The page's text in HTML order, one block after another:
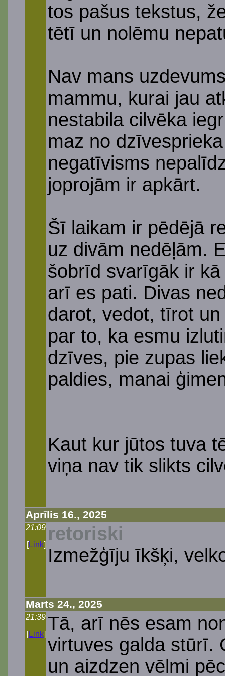
tos pašus tekstus,
tētī un nolēmu
Nav mans
mammu, kurai jau
nestabila cilvēka
maz no
negatīvisms
joprojām ir apkārt.
Šī laikam ir pēdējā
uz divām nedēļām.
šobrīd svarīgāk ir
arī es pati. Divas
darot, vedot, tīrot
par to, ka esmu
dzīves, pie zupas
paldies, manai
Kaut kur jūtos tuva
viņa nav tik slikts
Aprīlis 16., 2025
21:09
[Link]
retoriski
Izmežģīju īkšķi,
Marts 24., 2025
21:39
[Link]
Tā, arī nēs esam
virtuves galda stūrī.
un aizdzen vēlmi